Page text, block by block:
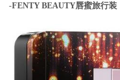
-FENTY BEAUTY唇蜜旅行装